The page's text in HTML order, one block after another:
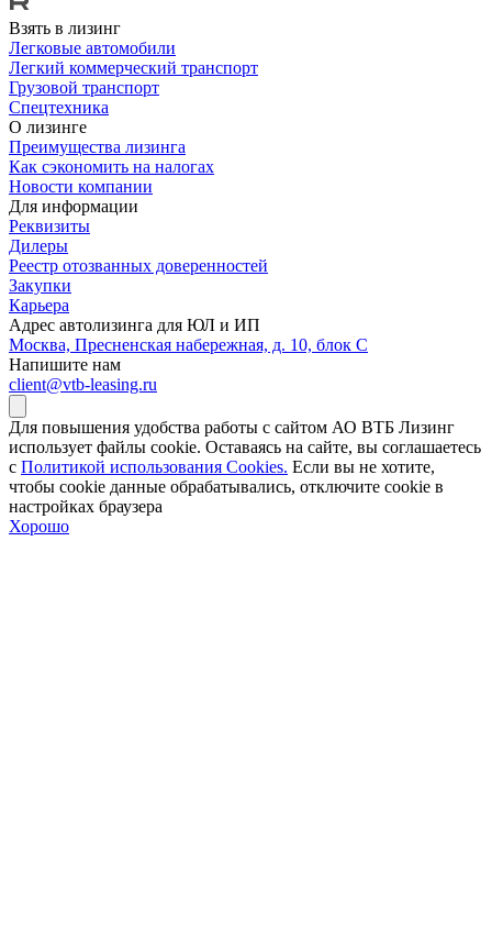
Взять в лизинг
Легковые автомобили
Легкий коммерческий транспорт
Грузовой транспорт
Спецтехника
О лизинге
Преимущества лизинга
Как сэкономить на налогах
Новости компании
Для информации
Реквизиты
Дилеры
Реестр отозванных доверенностей
Закупки
Карьера
Адрес автолизинга для ЮЛ и ИП
Москва, Пресненская набережная, д. 10, блок С
Напишите нам
client@vtb-leasing.ru
Для повышения удобства работы с сайтом АО ВТБ Лизинг
использует файлы cookie. Оставаясь на сайте, вы соглашаетесь
с Политикой использования Cookies. Если вы не хотите,
чтобы сookie данные обрабатывались, отключите cookie в
настройках браузера
Хорошо